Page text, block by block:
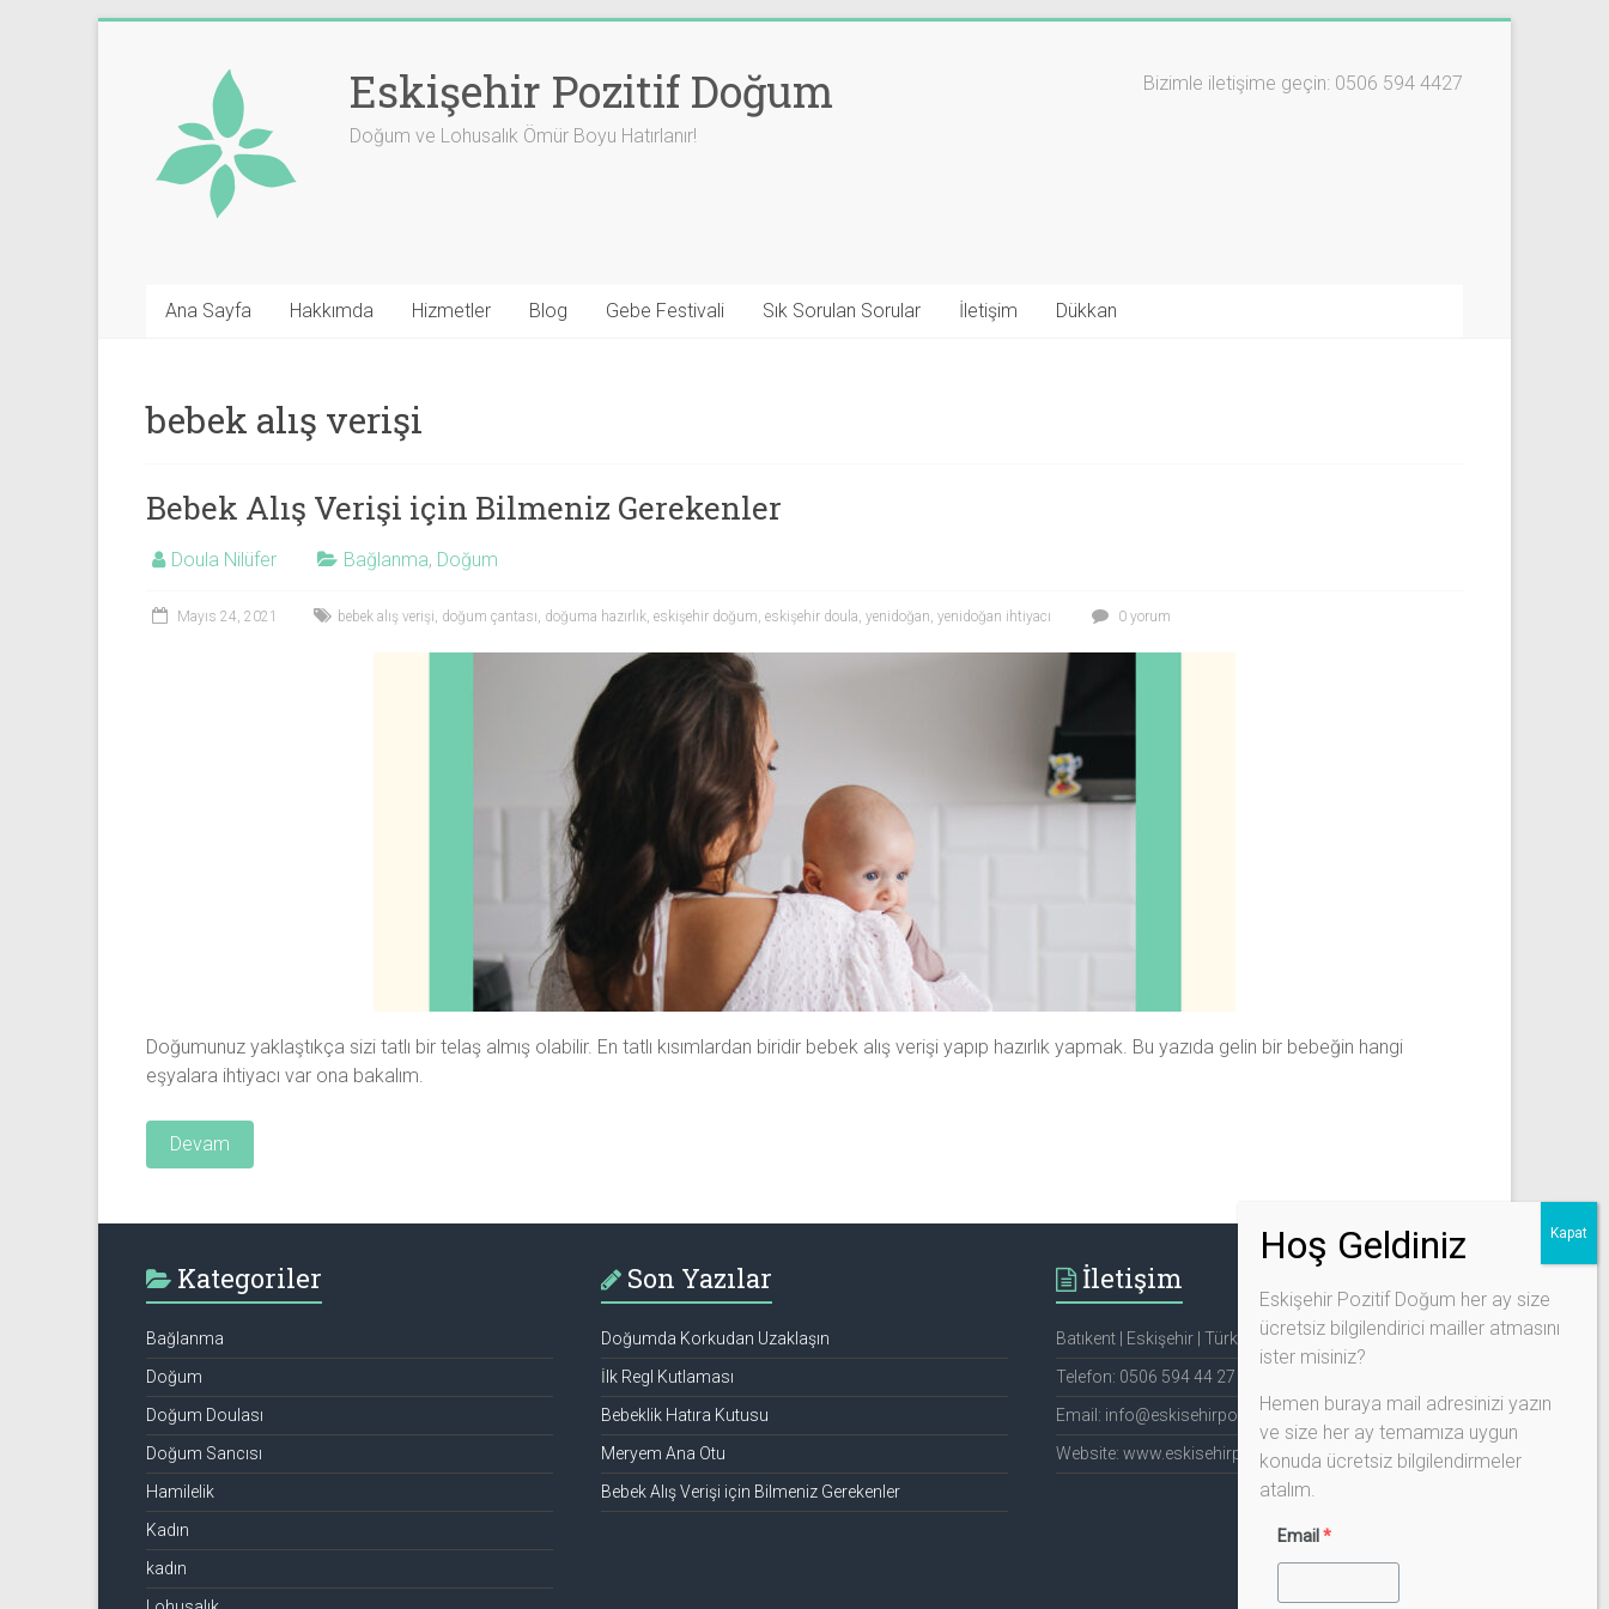
Eskişehir Pozitif Doğum
Doğum ve Lohusalık Ömür Boyu Hatırlanır!
Bizimle iletişime geçin: 0506 594 4427
Ana Sayfa Hakkımda Hizmetler Blog Gebe Festivali Sık Sorulan Sorular İletişim Dükkan
bebek alış verişi
Bebek Alış Verişi için Bilmeniz Gerekenler
Doula Nilüfer Bağlanma, Doğum
Mayıs 24, 2021 bebek alış verişi, doğum çantası, doğuma hazırlık, eskişehir doğum, eskişehir doula, yenidoğan, yenidoğan ihtiyacı 0 yorum
Doğumunuz yaklaştıkça sizi tatlı bir telaş almış olabilir. En tatlı kısımlardan biridir bebek alış verişi yapıp hazırlık yapmak. Bu yazıda gelin bir bebeğin hangi
eşyalara ihtiyacı var ona bakalım.
Devam
Kategoriler
Bağlanma
Doğum
Doğum Doulası
Doğum Sancısı
Hamilelik
Kadın
kadın
Son Yazılar
Doğumda Korkudan Uzaklaşın
İlk Regl Kutlaması
Bebeklik Hatıra Kutusu
Meryem Ana Otu
Bebek Alış Verişi için Bilmeniz Gerekenler
İletişim
Batıkent | Eskişehir | Türkiye
Telefon: 0506 594 44 27
Email: info@eskisehirpozitifdogum.com
Website: www.eskisehirpozitifdogum.com
Eskişehir Pozitif Doğum her ay size
ücretsiz bilgilendirici mailler atmasını
ister misiniz?
Hemen buraya mail adresinizi yazın
ve size her ay temamıza uygun
konuda ücretsiz bilgilendirmeler
atalım.
Email *